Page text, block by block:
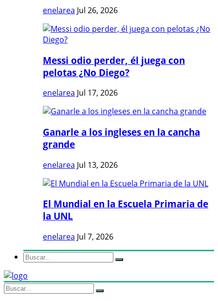
enelarea Jul 26, 2026
Messi odio perder, él juega con
pelotas ¿No Diego?
enelarea Jul 17, 2026
Ganarle a los ingleses en la cancha
grande
enelarea Jul 13, 2026
El Mundial en la Escuela Primaria de
la UNL
enelarea Jul 7, 2026